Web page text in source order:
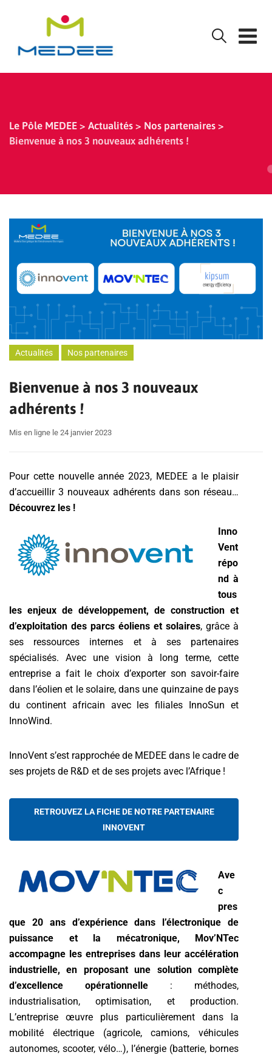
Le Pôle MEDEE > Actualités > Nos partenaires >
Bienvenue à nos 3 nouveaux adhérents !
Actualités Nos partenaires
Bienvenue à nos 3 nouveaux
adhérents !
Mis en ligne le 24 janvier 2023
Pour cette nouvelle année 2023, MEDEE a le plaisir
d’accueillir 3 nouveaux adhérents dans son réseau…
Découvrez les !
Inno
Vent
répo
nd à
tous
les enjeux de développement, de construction et
d’exploitation des parcs éoliens et solaires, grâce à
ses ressources internes et à ses partenaires
spécialisés. Avec une vision à long terme, cette
entreprise a fait le choix d’exporter son savoir-faire
dans l’éolien et le solaire, dans une quinzaine de pays
du continent africain avec les filiales InnoSun et
InnoWind.
InnoVent s’est rapprochée de MEDEE dans le cadre de
ses projets de R&D et de ses projets avec l’Afrique !
RETROUVEZ LA FICHE DE NOTRE PARTENAIRE
INNOVENT
Ave
c
pres
que 20 ans d’expérience dans l’électronique de
puissance et la mécatronique, Mov’NTec
accompagne les entreprises dans leur accélération
industrielle, en proposant une solution complète
d’excellence opérationnelle : méthodes,
industrialisation, optimisation, et production.
L’entreprise œuvre plus particulièrement dans la
mobilité électrique (agricole, camions, véhicules
autonomes, scooter, vélo…), l’énergie (batterie, bornes